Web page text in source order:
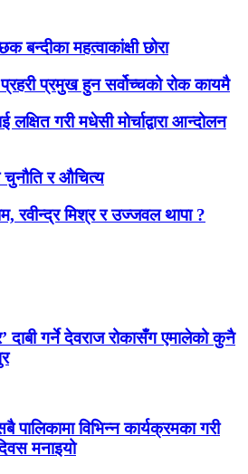
बन्दीका महत्वाकांक्षी छोरा
प्रमुख हुन सर्वोच्चको रोक कायमै
गरी मधेसी मोर्चाद्वारा आन्दोलन
चुनौति र औचित्य
रवीन्द्र मिश्र र उज्जवल थापा ?
दाबी गर्ने देवराज रोकासँग एमालेको कुनै
विभिन्न कार्यक्रमका गरी
मनाइयो